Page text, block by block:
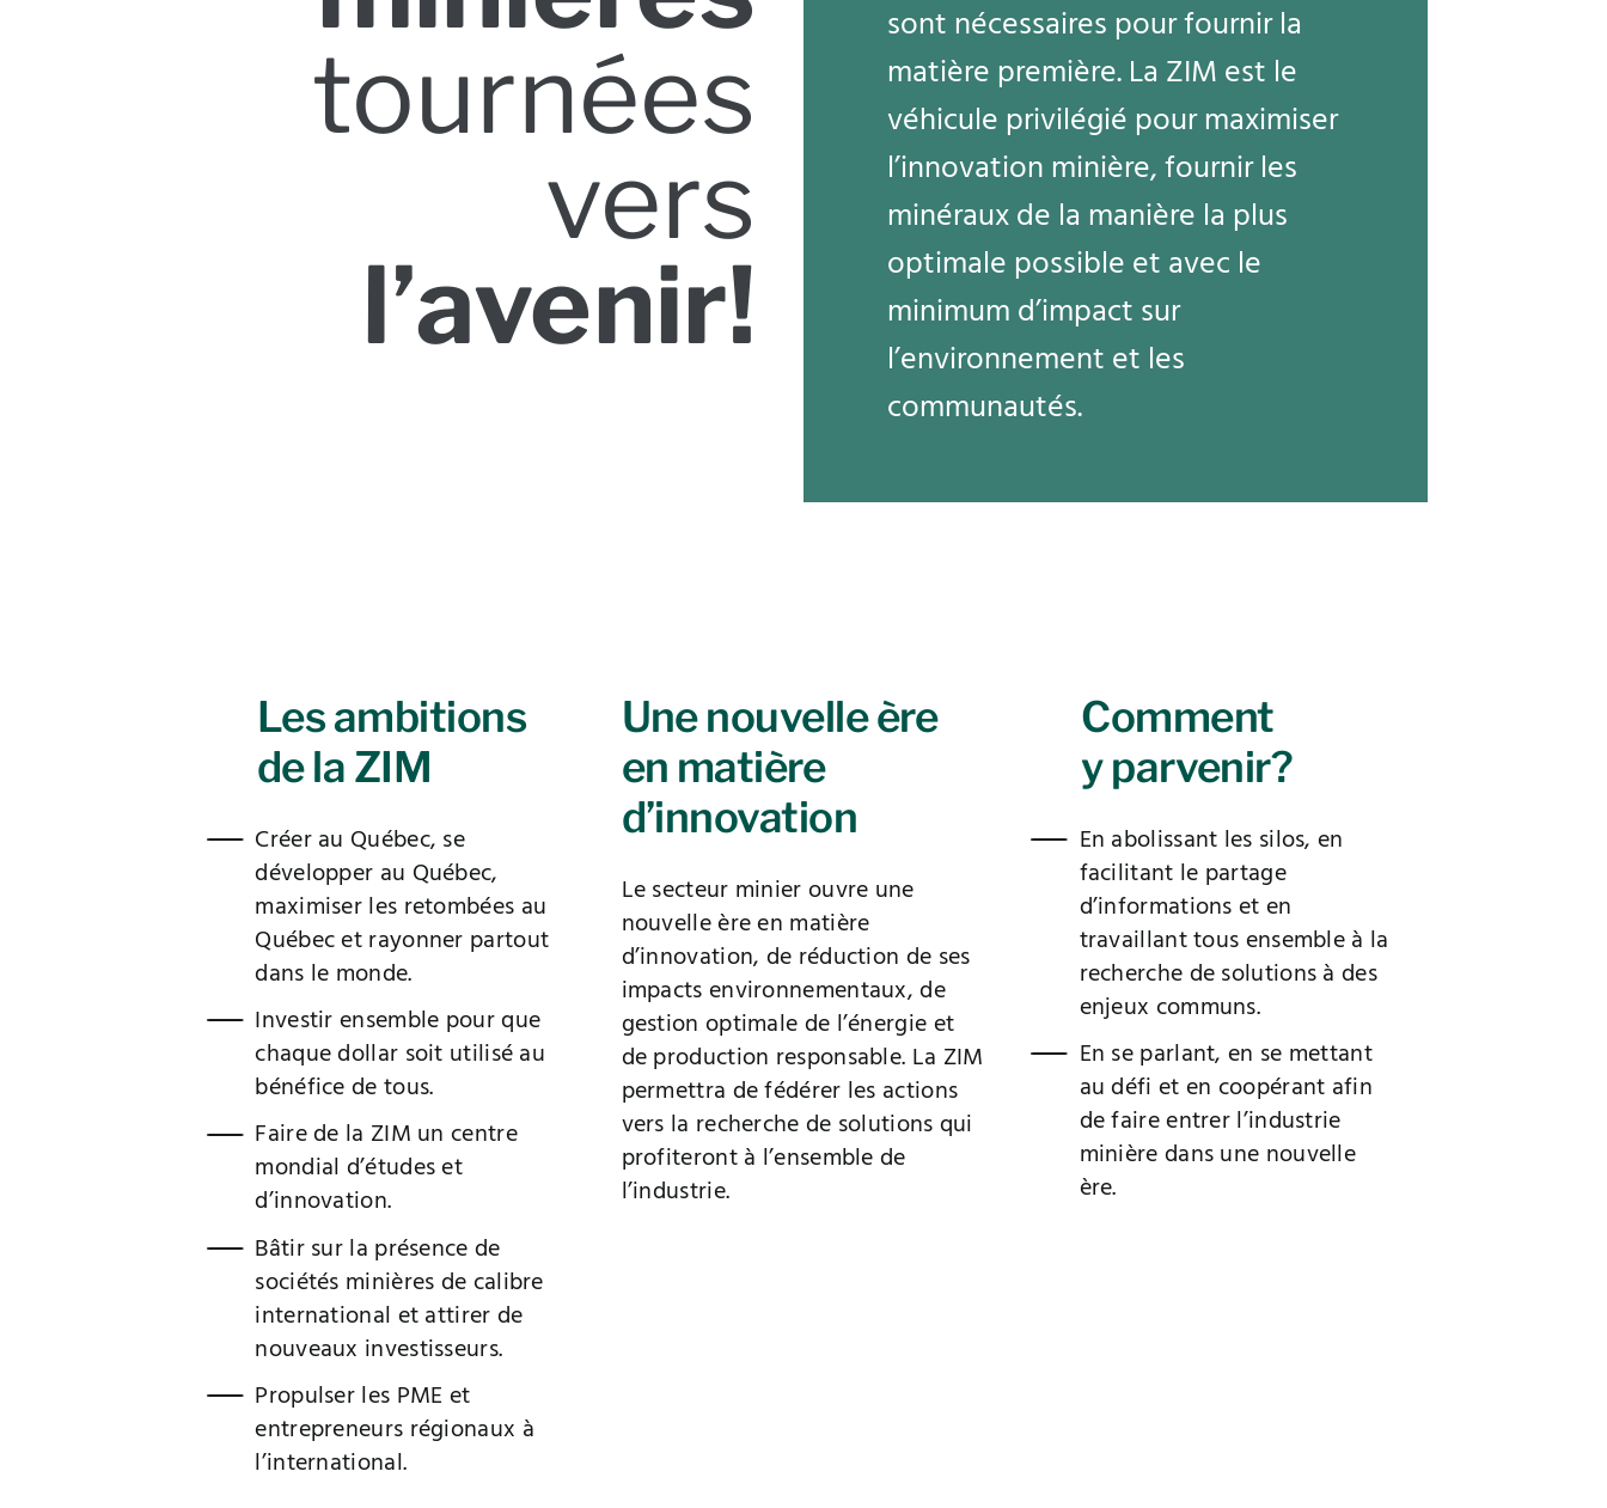
tournées
vers
l’avenir!
sont nécessaires pour fournir la
matière première. La ZIM est le
véhicule privilégié pour maximiser
l’innovation minière, fournir les
minéraux de la manière la plus
optimale possible et avec le
minimum d’impact sur
l’environnement et les
communautés.
Les ambitions
de la ZIM
Créer au Québec, se
développer au Québec,
maximiser les retombées au
Québec et rayonner partout
dans le monde.
Investir ensemble pour que
chaque dollar soit utilisé au
bénéfice de tous.
Faire de la ZIM un centre
mondial d’études et
d’innovation.
Bâtir sur la présence de
sociétés minières de calibre
international et attirer de
nouveaux investisseurs.
Propulser les PME et
entrepreneurs régionaux à
l’international.
Une nouvelle ère
en matière
d’innovation
Le secteur minier ouvre une
nouvelle ère en matière
d’innovation, de réduction de ses
impacts environnementaux, de
gestion optimale de l’énergie et
de production responsable. La ZIM
permettra de fédérer les actions
vers la recherche de solutions qui
profiteront à l’ensemble de
l’industrie.
Comment
y parvenir?
En abolissant les silos, en
facilitant le partage
d’informations et en
travaillant tous ensemble à la
recherche de solutions à des
enjeux communs.
En se parlant, en se mettant
au défi et en coopérant afin
de faire entrer l’industrie
minière dans une nouvelle
ère.